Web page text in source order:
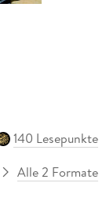
140 Lesepunkte
Alle 2 Formate